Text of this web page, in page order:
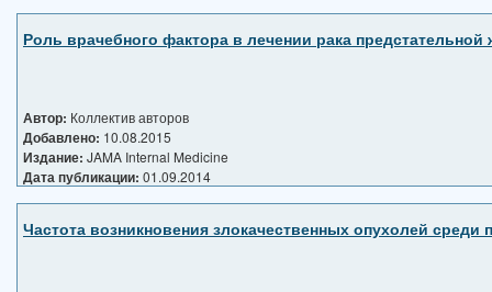
Роль врачебного фактора в лечении рака
Автор: Коллектив авторов
Добавлено: 10.08.2015
Издание: JAMA Internal Medicine
Дата публикации: 01.09.2014
Частота возникновения злокачественных опухолей